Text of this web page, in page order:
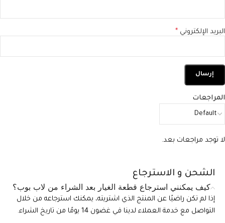
المراجعات
لا توجد مراجعات بعد.
البريد الإلكتروني *
الشحن و الاسترجاع
كيف يمكنني استرجاع قطعة الغيار بعد الشراء من لاب بوب؟
إذا لم تكن راضيًا عن المنتج الذي اشتريته، يمكنك استرجاعه من خلال
التواصل مع خدمة العملاء لدينا في غضون 14 يومًا من تاريخ الشراء.